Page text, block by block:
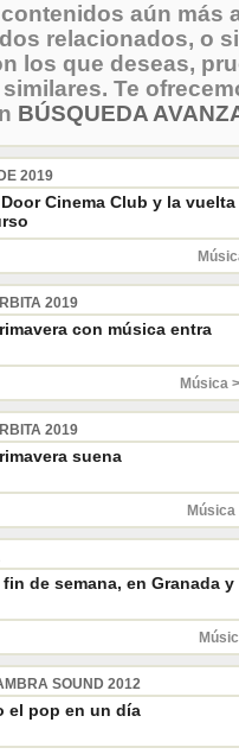
aún más
relacionados, o
los que deseas,
Te
BÚSQUEDA
2019
Cinema Club y la
2019
con música entra
Música
2019
suena
fin de semana, en Granada y
SOUND 2012
el pop en un día